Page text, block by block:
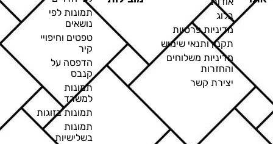
בלוג
מדיניות פרטיות
תקנון ותנאי שימוש
מדיניות משלוחים
והחזרות
יצירת קשר
תמונות לפי
נושאים
טפטים וחיפויי
קיר
הדפסה על
קנבס
תמונות
למשרד
תמונות בזוגות
תמונות
בשלישיות